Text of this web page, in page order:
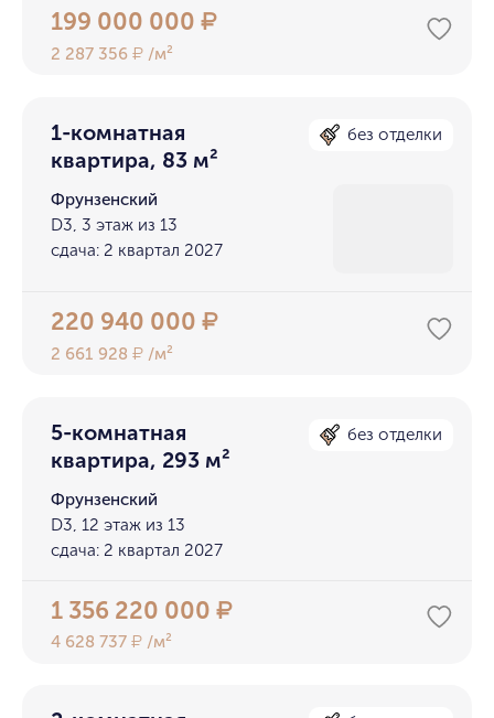
199 000 000₽
2 287 356₽ /м²
1-комнатная
квартира, 83 м²
без отделки
Фрунзенский
D3, 3 этаж из 13
сдача: 2 квартал 2027
220 940 000₽
2 661 928₽ /м²
5-комнатная
квартира, 293 м²
без отделки
Фрунзенский
D3, 12 этаж из 13
сдача: 2 квартал 2027
1 356 220 000₽
4 628 737₽ /м²